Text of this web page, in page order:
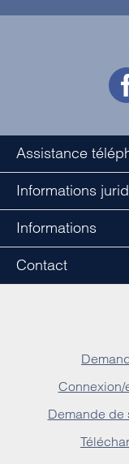
Assistance
Informations
Informations
Contact
Connexion/
Demande de